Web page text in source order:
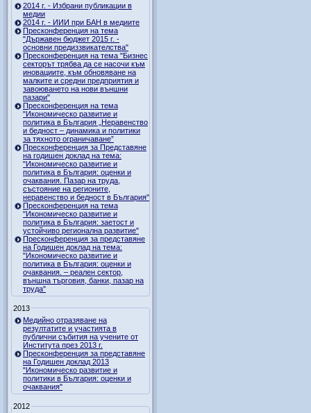
2014 г. - Избрани публикации в
медии
2014 г. - ИИИ при БАН в медиите
Пресконференция на тема
"Държавен бюджет 2015 г. -
основни предиззвикателства"
Пресконференция на тема "Бизнес
секторът трябва да се насочи към
иновациите, към обновяване на
малките и средни предприятия и
завоюването на нови външни
пазари"
Пресконференция на тема
"Икономическо развитие и
политика в България „Неравенство
и бедност – динамика и политики
за тяхното ограничаване”
Пресконференция за Представяне
на годишен доклад на тема:
"Икономическо развитие и
политика в България: оценки и
очаквания. Пазар на труда,
състояние на регионите,
неравенство и бедност в България"
Пресконференция на тема
"Икономическо развитие и
политика в България: заетост и
устойчиво регионална развитие"
Пресконференция за представяне
на Годишен доклад на тема:
"Икономическо развитие и
политика в България: оценки и
очаквания. – реален сектор,
външна търговия, банки, пазар на
труда"
2013
Медийно отразяване на
резултатите и участията в
публични събития на учените от
Института през 2013 г.
Пресконференция за представяне
на Годишен доклад 2013
"Икономическо развитие и
политики в България: оценки и
очаквания"
2012